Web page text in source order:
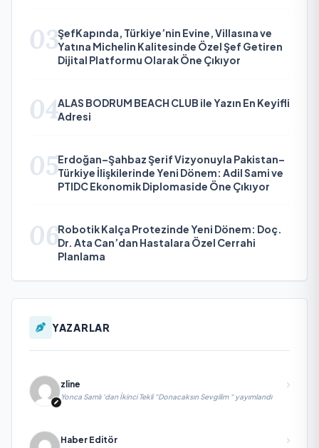
03ŞefKapında, Türkiye’nin Evine, Villasına ve
Yatına Michelin Kalitesinde Özel Şef Getiren
Dijital Platformu Olarak Öne Çıkıyor
04ALAS BODRUM BEACH CLUB ile Yazın En Keyifli
Adresi
05Erdoğan–Şahbaz Şerif Vizyonuyla Pakistan–
Türkiye İlişkilerinde Yeni Dönem: Adil Sami ve
PTIDC Ekonomik Diplomaside Öne Çıkıyor
06Robotik Kalça Protezinde Yeni Dönem: Doç.
Dr. Ata Can’dan Hastalara Özel Cerrahi
Planlama
YAZARLAR
zline
Yonca Samlı ‘dan İkinci Tekli “Donacaksın Sevgilim “ yayımlandı
Haber Editör